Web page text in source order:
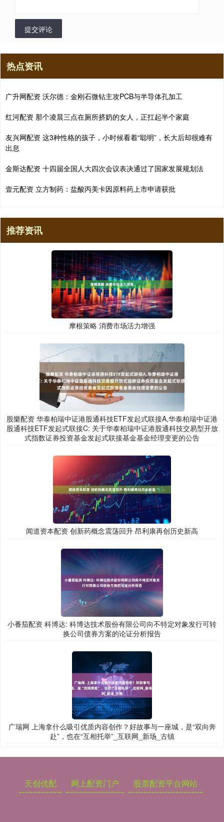
提交评论
热点资讯
广升网配资 沃尔德：金刚石微钻主攻PCB与半导体孔加工
红河配资 那个凌晨三点在厕所挤奶的女人，正扛起半个家庭
友兴网配资 这3种性格的孩子，小时候看着“聪明”，长大后却很难有
出息
金斯达配资 十四届全国人大四次会议表决通过了国家发展规划法
壹元配资 立方制药：盐酸丙美卡因原料药上市申请获批
推荐资讯
摩根策略 消费市场活力增强
股樂配资 华泰柏瑞中证港股通科技ETF发起式联接A,华泰柏瑞中证港
股通科技ETF发起式联接C: 关于华泰柏瑞中证港股通科技交易型开放
式指数证券投资基金发起式联接基金基金经理变更的公告
闻道资本配资 创新药概念震荡回升 昂利康再创历史新高
小番茄配资 科博达: 科博达技术股份有限公司向不特定对象发行可转
换公司债券方案的论证分析报告
广瑞网 上海拿什么吸引优质内容创作？好故事与一座城，是“双向奔
赴”，也在“互相托举”_互联网_新场_古镇
天创优配 网上配资门户 股票配资平台网站